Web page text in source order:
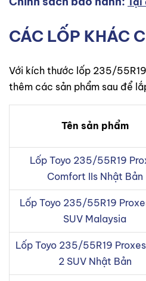
CÁC LỐP KHÁC
Với kích thước lốp 235/
thêm các sản phẩm sau để
Tên sản phẩm
Lốp Toyo 235/55R19
Comfort IIs Nhật Bản
Lốp Toyo 235/55R19
SUV Malaysia
Lốp Toyo 235/55R19
2 SUV Nhật Bản